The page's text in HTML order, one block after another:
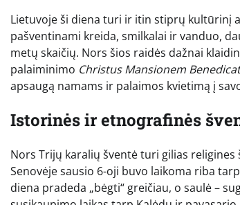
Lietuvoje ši diena turi ir itin stiprų kultūrinį
pašventinami kreida, smilkalai ir vanduo,
metų skaičių. Nors šios raidės dažnai
palaiminimo Christus Mansionem Benedicat
apsaugą namams ir palaimos kvietimą į
Istorinės ir etnografinės
Nors Trijų karalių šventė turi gilias
Senovėje sausio 6-oji buvo laikoma riba
diena pradeda „bėgti“ greičiau, o saulė –